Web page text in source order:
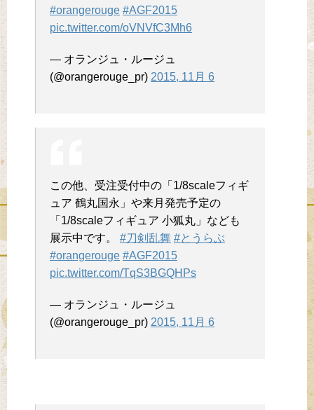
#orangerouge #AGF2015
pic.twitter.com/oVNVfC3Mh6
— オランジュ・ルージュ
(@orangerouge_pr) 2015, 11月 6
この他、受注受付中の「1/8scaleフィギ
ュア 鶴丸国永」や来月発売予定の
「1/8scaleフィギュア 小狐丸」なども
展示中です。 #刀剣乱舞 #とうらぶ
#orangerouge #AGF2015
pic.twitter.com/TqS3BGQHPs
— オランジュ・ルージュ
(@orangerouge_pr) 2015, 11月 6